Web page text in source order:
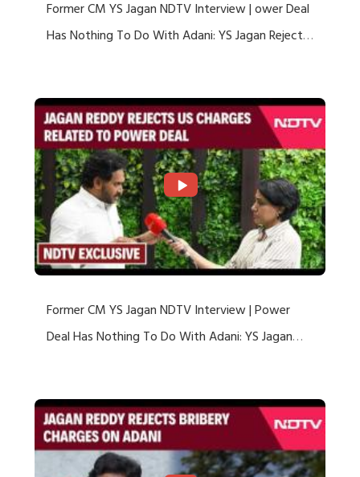
Former CM YS Jagan NDTV Interview | ower Deal
Has Nothing To Do With Adani: YS Jagan Rejects
Former CM YS Jagan NDTV Interview | Power
Deal Has Nothing To Do With Adani: YS Jagan